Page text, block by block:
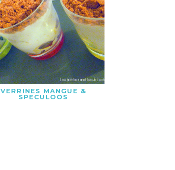
VERRINES MANGUE &
SPECULOOS